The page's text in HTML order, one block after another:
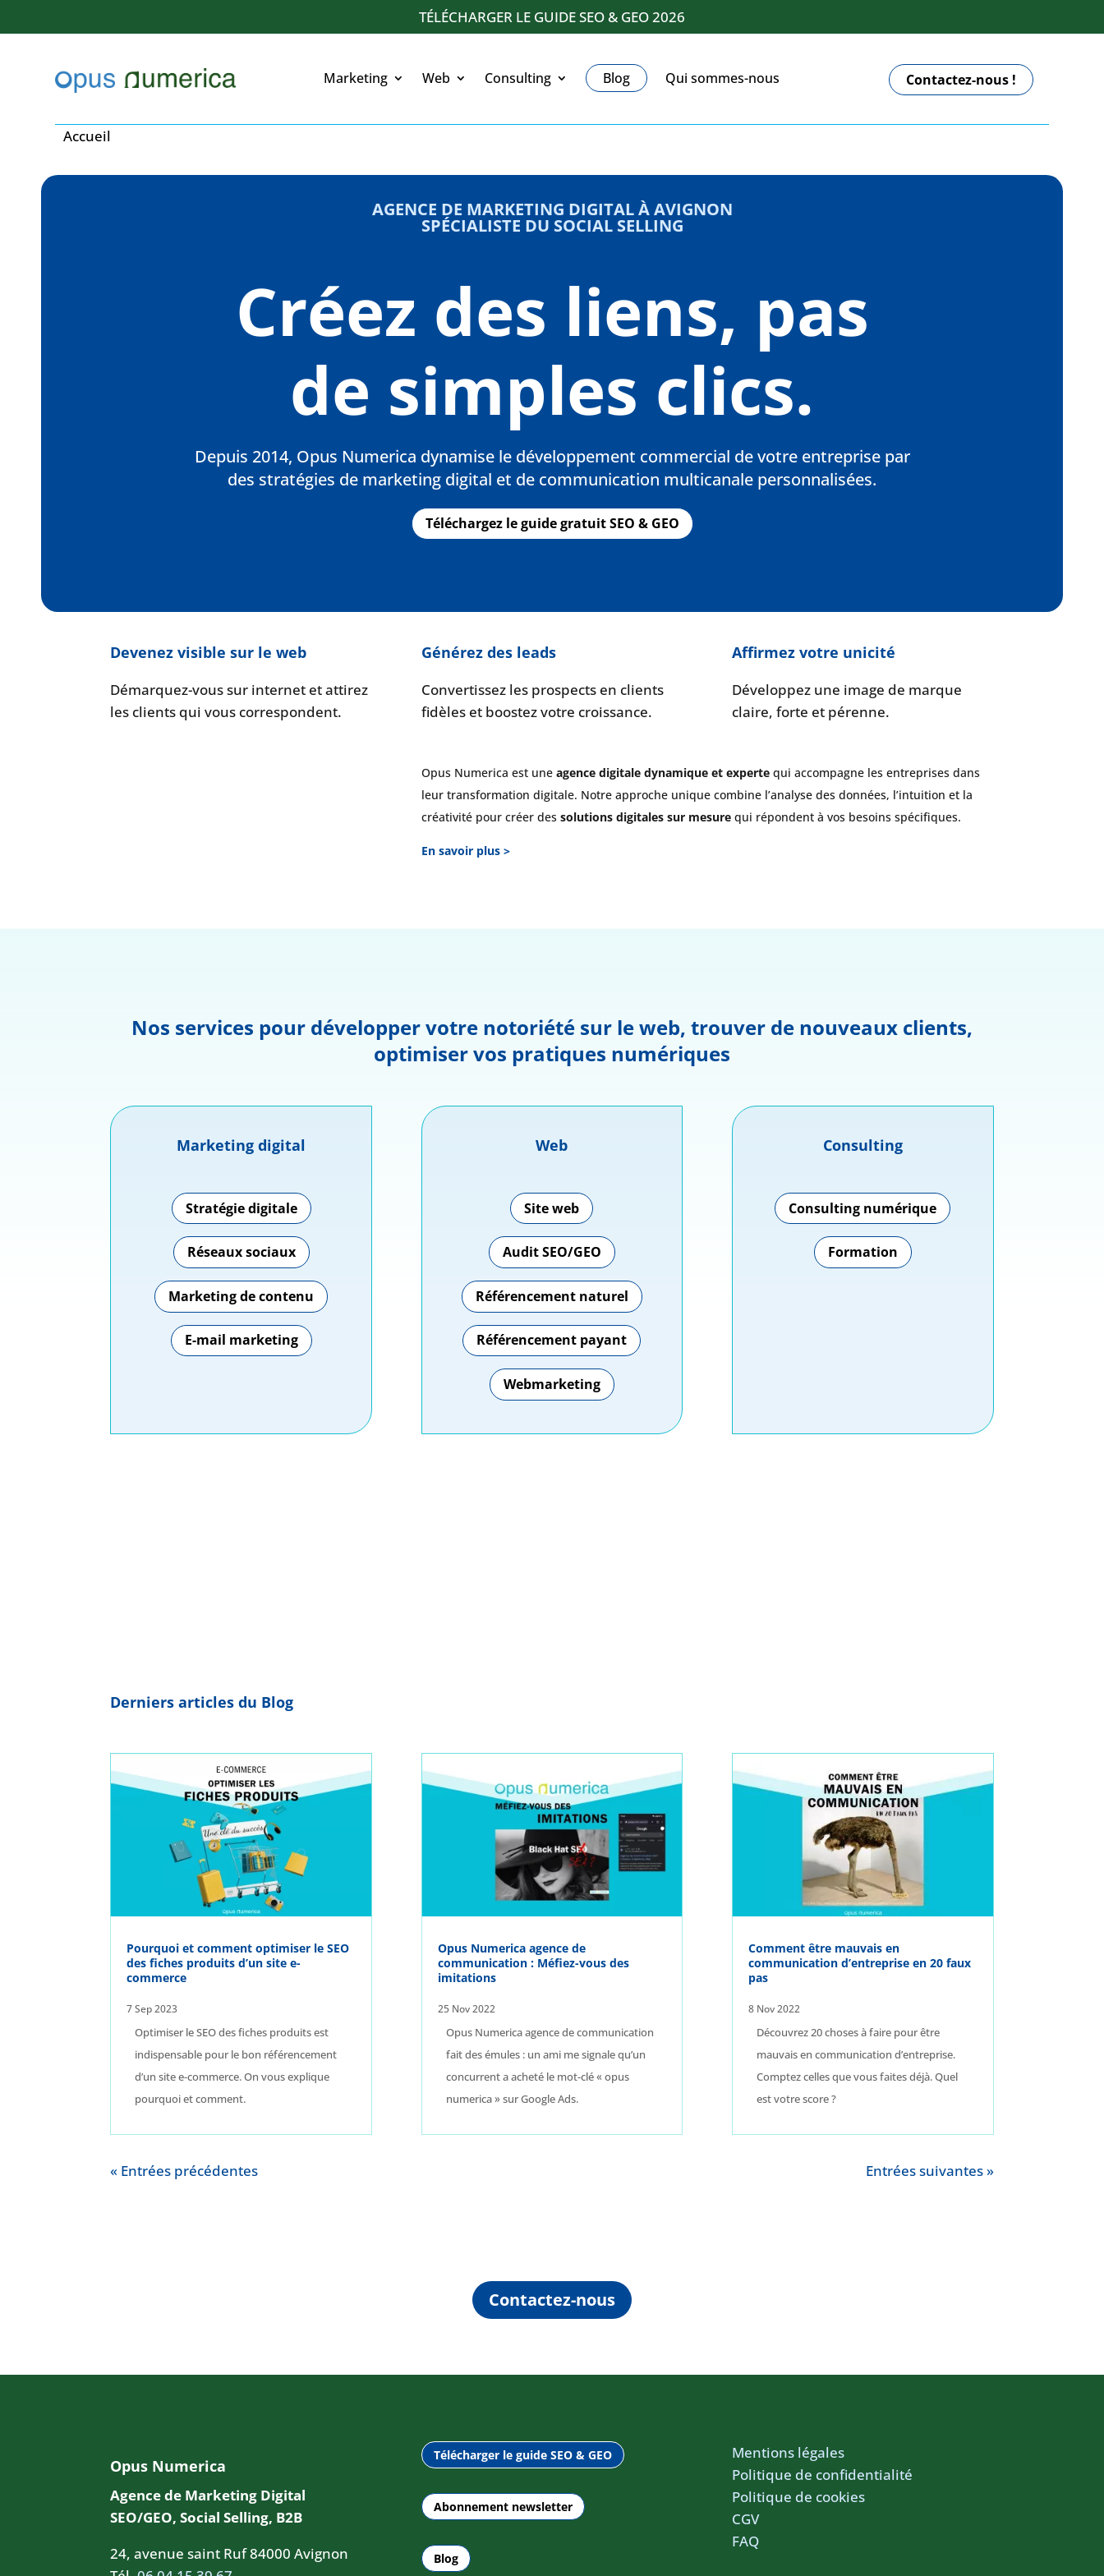
TÉLÉCHARGER LE GUIDE SEO & GEO 2026
Marketing Web Consulting Blog Qui sommes-nous Contactez-nous !
Accueil
AGENCE DE MARKETING DIGITAL À AVIGNON
SPÉCIALISTE DU SOCIAL SELLING
Créez des liens, pas
de simples clics.
Depuis 2014, Opus Numerica dynamise le développement commercial de votre entreprise par
des stratégies de marketing digital et de communication multicanale personnalisées.
Téléchargez le guide gratuit SEO & GEO
Devenez visible sur le web
Démarquez-vous sur internet et attirez
les clients qui vous correspondent.
Générez des leads
Convertissez les prospects en clients
fidèles et boostez votre croissance.
Affirmez votre unicité
Développez une image de marque
claire, forte et pérenne.
Opus Numerica est une agence digitale dynamique et expertequi accompagne les entreprises dans
leur transformation digitale. Notre approche unique combine l’analyse des données, l’intuition et la
créativité pour créer des solutions digitales sur mesurequi répondent à vos besoins spécifiques.
En savoir plus >
Nos services pour développer votre notoriété sur le web, trouver de nouveaux clients,
optimiser vos pratiques numériques
Marketing digital
Stratégie digitale
Réseaux sociaux
Marketing de contenu
E-mail marketing
Web
Site web
Audit SEO/GEO
Référencement naturel
Référencement payant
Webmarketing
Consulting
Consulting numérique
Formation
Derniers articles du Blog
Pourquoi et comment optimiser le SEO
des fiches produits d’un site e-
commerce
7 Sep 2023
Optimiser le SEO des fiches produits est
indispensable pour le bon référencement
d’un site e-commerce. On vous explique
pourquoi et comment.
Opus Numerica agence de
communication : Méfiez-vous des
imitations
25 Nov 2022
Opus Numerica agence de communication
fait des émules : un ami me signale qu’un
concurrent a acheté le mot-clé « opus
numerica » sur Google Ads.
Comment être mauvais en
communication d’entreprise en 20 faux
pas
8 Nov 2022
Découvrez 20 choses à faire pour être
mauvais en communication d’entreprise.
Comptez celles que vous faites déjà. Quel
est votre score ?
« Entrées précédentes Entrées suivantes »
Contactez-nous
Opus Numerica
Agence de Marketing Digital
SEO/GEO, Social Selling, B2B
24, avenue saint Ruf 84000 Avignon
Télécharger le guide SEO & GEO
Abonnement newsletter
Blog
Mentions légales
Politique de confidentialité
Politique de cookies
CGV
FAQ